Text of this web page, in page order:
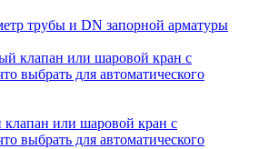
трубы и DN запорной арматуры
или шаровой кран с
выбрать для автоматического